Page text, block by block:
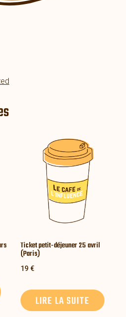
Ticket petit-déjeuner 25 avril
(Paris)
19€
LIRE LA SUITE